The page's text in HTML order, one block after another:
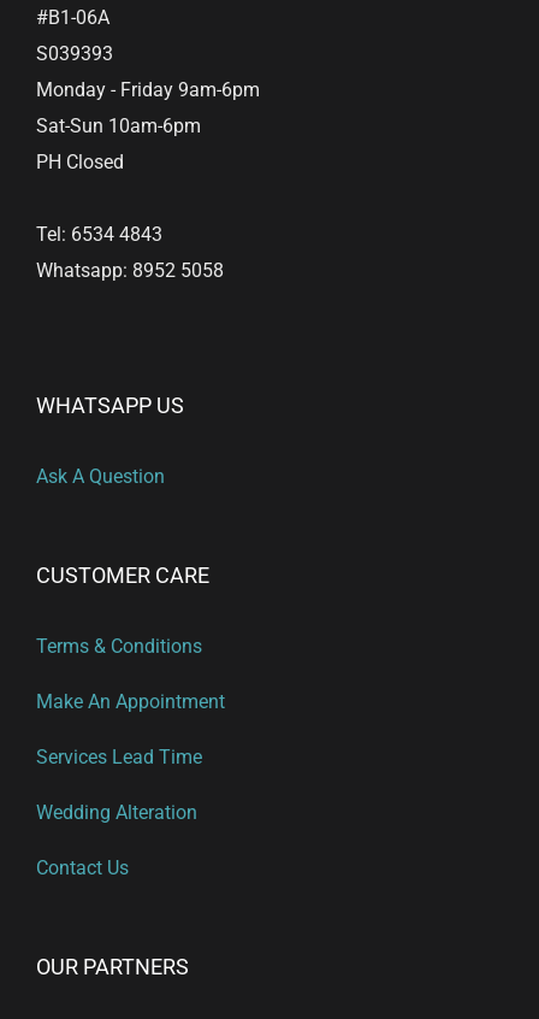
#B1-06A
S039393
Monday - Friday 9am-6pm
Sat-Sun 10am-6pm
PH Closed
Tel: 6534 4843
Whatsapp: 8952 5058
WHATSAPP US
Ask A Question
CUSTOMER CARE
Terms & Conditions
Make An Appointment
Services Lead Time
Wedding Alteration
Contact Us
OUR PARTNERS